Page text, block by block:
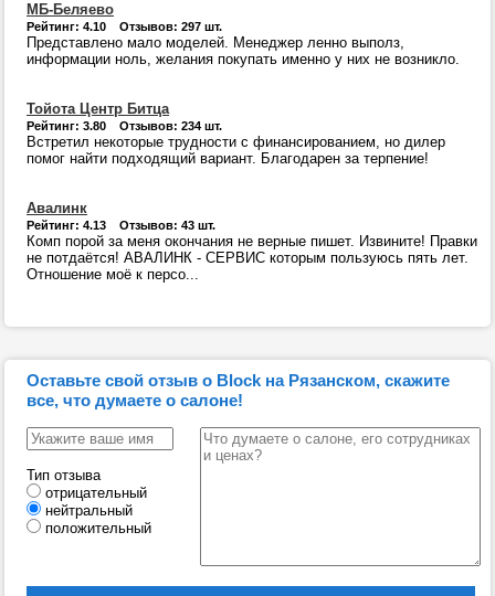
МБ-Беляево
Рейтинг: 4.10 Отзывов: 297 шт.
Представлено мало моделей. Менеджер ленно выполз,
информации ноль, желания покупать именно у них не возникло.
Тойота Центр Битца
Рейтинг: 3.80 Отзывов: 234 шт.
Встретил некоторые трудности с финансированием, но дилер
помог найти подходящий вариант. Благодарен за терпение!
Авалинк
Рейтинг: 4.13 Отзывов: 43 шт.
Комп порой за меня окончания не верные пишет. Извините! Правки
не потдаётся! АВАЛИНК - СЕРВИС которым пользуюсь пять лет.
Отношение моё к персо...
Оставьте свой отзыв о Block на Рязанском, скажите
все, что думаете о салоне!
Тип отзыва
отрицательный
нейтральный
положительный